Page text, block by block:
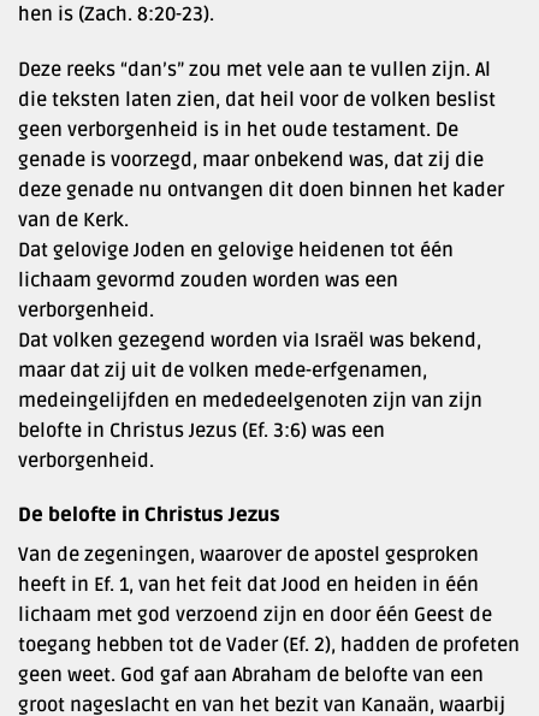
hen is (Zach. 8:20-23).
Deze reeks “dan’s” zou met vele aan te vullen zijn. Al
die teksten laten zien, dat heil voor de volken beslist
geen verborgenheid is in het oude testament. De
genade is voorzegd, maar onbekend was, dat zij die
deze genade nu ontvangen dit doen binnen het kader
van de Kerk.
Dat gelovige Joden en gelovige heidenen tot één
lichaam gevormd zouden worden was een
verborgenheid.
Dat volken gezegend worden via Israël was bekend,
maar dat zij uit de volken mede-erfgenamen,
medeingelijfden en mededeelgenoten zijn van zijn
belofte in Christus Jezus (Ef. 3:6) was een
verborgenheid.
De belofte in Christus Jezus
Van de zegeningen, waarover de apostel gesproken
heeft in Ef. 1, van het feit dat Jood en heiden in één
lichaam met god verzoend zijn en door één Geest de
toegang hebben tot de Vader (Ef. 2), hadden de profeten
geen weet. God gaf aan Abraham de belofte van een
groot nageslacht en van het bezit van Kanaän, waarbij